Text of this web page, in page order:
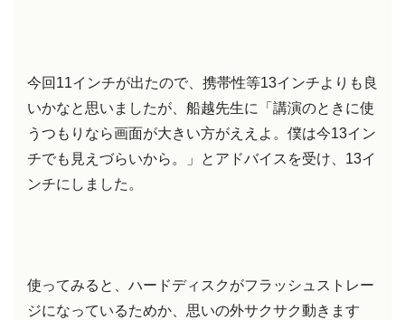
今回11インチが出たので、携帯性等13インチよりも良
いかなと思いましたが、船越先生に「講演のときに使
うつもりなら画面が大きい方がええよ。僕は今13イン
チでも見えづらいから。」とアドバイスを受け、13イ
ンチにしました。
使ってみると、ハードディスクがフラッシュストレー
ジになっているためか、思いの外サクサク動きます